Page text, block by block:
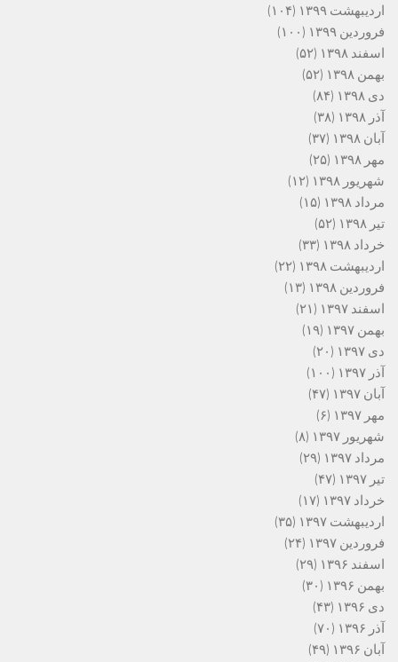
اردیبهشت ۱۳۹۹
(۱۰۴)
فروردین ۱۳۹۹
(۱۰۰)
اسفند ۱۳۹۸
(۵۲)
بهمن ۱۳۹۸
(۵۲)
دی ۱۳۹۸
(۸۴)
آذر ۱۳۹۸
(۳۸)
آبان ۱۳۹۸
(۳۷)
مهر ۱۳۹۸
(۲۵)
شهریور ۱۳۹۸
(۱۲)
مرداد ۱۳۹۸
(۱۵)
تیر ۱۳۹۸
(۵۲)
خرداد ۱۳۹۸
(۳۳)
اردیبهشت ۱۳۹۸
(۲۲)
فروردین ۱۳۹۸
(۱۳)
اسفند ۱۳۹۷
(۲۱)
بهمن ۱۳۹۷
(۱۹)
دی ۱۳۹۷
(۲۰)
آذر ۱۳۹۷
(۱۰۰)
آبان ۱۳۹۷
(۴۷)
مهر ۱۳۹۷
(۶)
شهریور ۱۳۹۷
(۸)
مرداد ۱۳۹۷
(۲۹)
تیر ۱۳۹۷
(۴۷)
خرداد ۱۳۹۷
(۱۷)
اردیبهشت ۱۳۹۷
(۳۵)
فروردین ۱۳۹۷
(۲۴)
اسفند ۱۳۹۶
(۲۹)
بهمن ۱۳۹۶
(۳۰)
دی ۱۳۹۶
(۴۳)
آذر ۱۳۹۶
(۷۰)
آبان ۱۳۹۶
(۴۹)